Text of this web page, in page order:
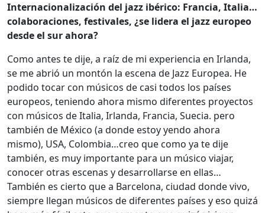
Internacionalización del jazz ibérico: Francia, Italia…
colaboraciones, festivales, ¿se lidera el jazz europeo
desde el sur ahora?
Como antes te dije, a raíz de mi experiencia en Irlanda,
se me abrió un montón la escena de Jazz Europea. He
podido tocar con músicos de casi todos los países
europeos, teniendo ahora mismo diferentes proyectos
con músicos de Italia, Irlanda, Francia, Suecia. pero
también de México (a donde estoy yendo ahora
mismo), USA, Colombia…creo que como ya te dije
también, es muy importante para un músico viajar,
conocer otras escenas y desarrollarse en ellas…
También es cierto que a Barcelona, ciudad donde vivo,
siempre llegan músicos de diferentes países y eso quizá